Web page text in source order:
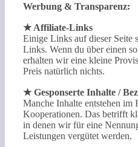
Werbung & Transparenz:
★ Affiliate-Links
Einige Links auf dieser Seite
Links. Wenn du über einen
erhalten wir eine kleine
Preis natürlich nichts.
★ Gesponserte Inhalte /
Manche Inhalte entstehen im
Kooperationen. Das betrifft
in denen wir für eine
Leistungen vergütet werden.